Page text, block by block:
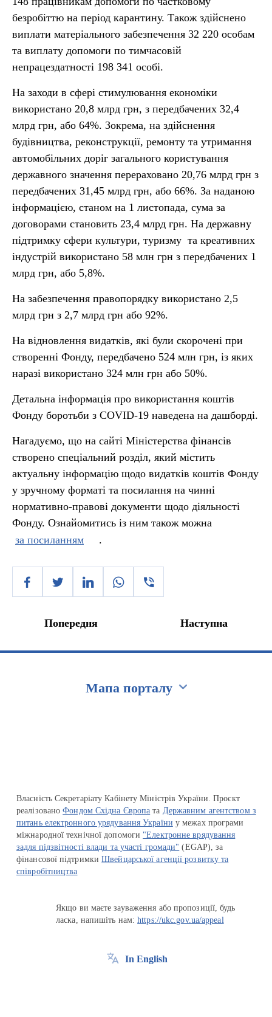
безробіттю на період карантину. Також здійснено
виплати матеріального забезпечення 32 220 особам
та виплату допомоги по тимчасовій
непрацездатності 198 341 особі.
На заходи в сфері стимулювання економіки
використано 20,8 млрд грн, з передбачених 32,4
млрд грн, або 64%. Зокрема, на здійснення
будівництва, реконструкції, ремонту та утримання
автомобільних доріг загального користування
державного значення перераховано 20,76 млрд грн з
передбачених 31,45 млрд грн, або 66%. За наданою
інформацією, станом на 1 листопада, сума за
договорами становить 23,4 млрд грн. На державну
підтримку сфери культури, туризму та креативних
індустрій використано 58 млн грн з передбачених 1
млрд грн, або 5,8%.
На забезпечення правопорядку використано 2,5
млрд грн з 2,7 млрд грн або 92%.
На відновлення видатків, які були скорочені при
створенні Фонду, передбачено 524 млн грн, із яких
наразі використано 324 млн грн або 50%.
Детальна інформація про використання коштів
Фонду боротьби з COVID-19 наведена на дашборді.
Нагадуємо, що на сайті Міністерства фінансів
створено спеціальний розділ, який містить
актуальну інформацію щодо видатків коштів Фонду
у зручному форматі та посилання на чинні
нормативно-правові документи щодо діяльності
Фонду. Ознайомитись із ним також можна
за посиланням
.
Попередня Наступна
Мапа порталу
Власність Секретаріату Кабінету Міністрів України. Проєкт
реалізованоФондом Східна Європа та Державним агентством з
питань електронного урядування України у межах програми
міжнародної технічної допомоги "Електронне врядування
задля підзвітності влади та участі громади" (EGAP), за
фінансової підтримкиШвейцарської агенції розвитку та
співробітництва
Якщо ви маєте зауваження або пропозиції, будь
ласка, напишіть нам:https://ukc.gov.ua/appeal
In English